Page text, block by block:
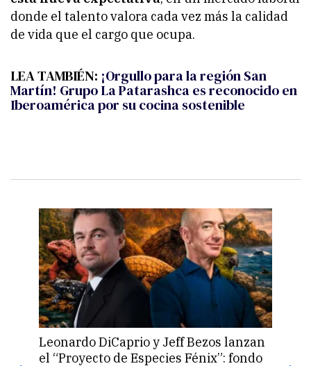
donde el talento valora cada vez más la calidad
de vida que el cargo que ocupa.
LEA TAMBIÉN: ¡Orgullo para la región San
Martín! Grupo La Patarashca es reconocido en
Iberoamérica por su cocina sostenible
Leonardo DiCaprio y Jeff Bezos lanzan
el “Proyecto de Especies Fénix”: fondo